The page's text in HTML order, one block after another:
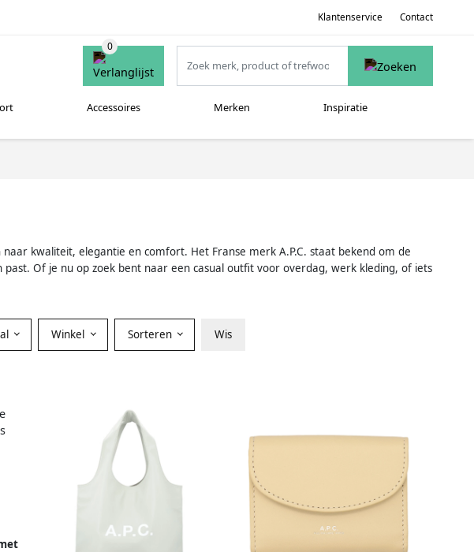
Klantenservice Contact
Accessoires Merken Inspiratie
kwaliteit, elegantie en comfort. Het Franse merk A.P.C. staat bekend om de
Of je nu op zoek bent naar een casual outfit voor overdag, werk kleding, of iets
Winkel Sorteren Wis